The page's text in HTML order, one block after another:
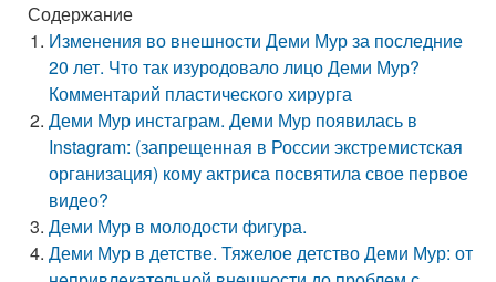
Содержание
Изменения во внешности Деми Мур за последние
20 лет. Что так изуродовало лицо Деми Мур?
Комментарий пластического хирурга
Деми Мур инстаграм. Деми Мур появилась в
Instagram: (запрещенная в России экстремистская
организация) кому актриса посвятила свое первое
видео?
Деми Мур в молодости фигура.
Деми Мур в детстве. Тяжелое детство Деми Мур: от